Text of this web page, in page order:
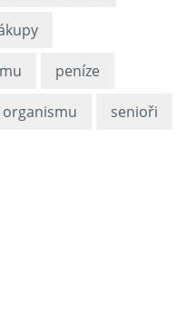
peníze
senioři